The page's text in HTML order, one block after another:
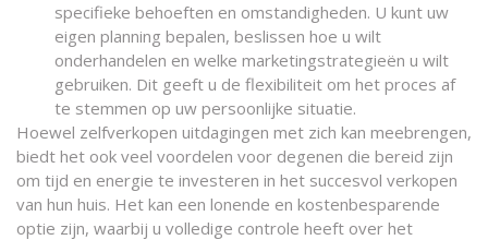
specifieke behoeften en omstandigheden. U kunt uw
eigen planning bepalen, beslissen hoe u wilt
onderhandelen en welke marketingstrategieën u wilt
gebruiken. Dit geeft u de flexibiliteit om het proces af
te stemmen op uw persoonlijke situatie.
Hoewel zelfverkopen uitdagingen met zich kan meebrengen,
biedt het ook veel voordelen voor degenen die bereid zijn
om tijd en energie te investeren in het succesvol verkopen
van hun huis. Het kan een lonende en kostenbesparende
optie zijn, waarbij u volledige controle heeft over het